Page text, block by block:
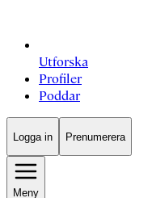
Utforska
Profiler
Poddar
Logga in Prenumerera
Meny